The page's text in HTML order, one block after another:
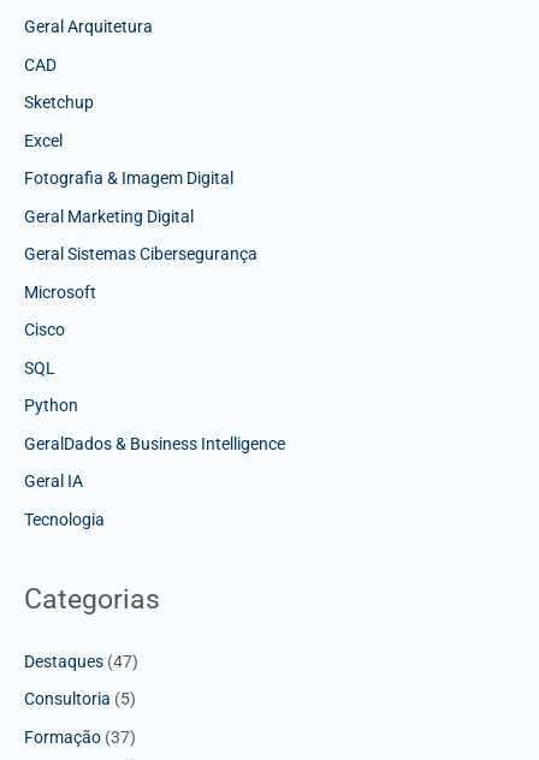
Geral Arquitetura
CAD
Sketchup
Excel
Fotografia & Imagem Digital
Geral Marketing Digital
Geral Sistemas Cibersegurança
Microsoft
Cisco
SQL
Python
GeralDados & Business Intelligence
Geral IA
Tecnologia
Categorias
Destaques (47)
Consultoria (5)
Formação (37)